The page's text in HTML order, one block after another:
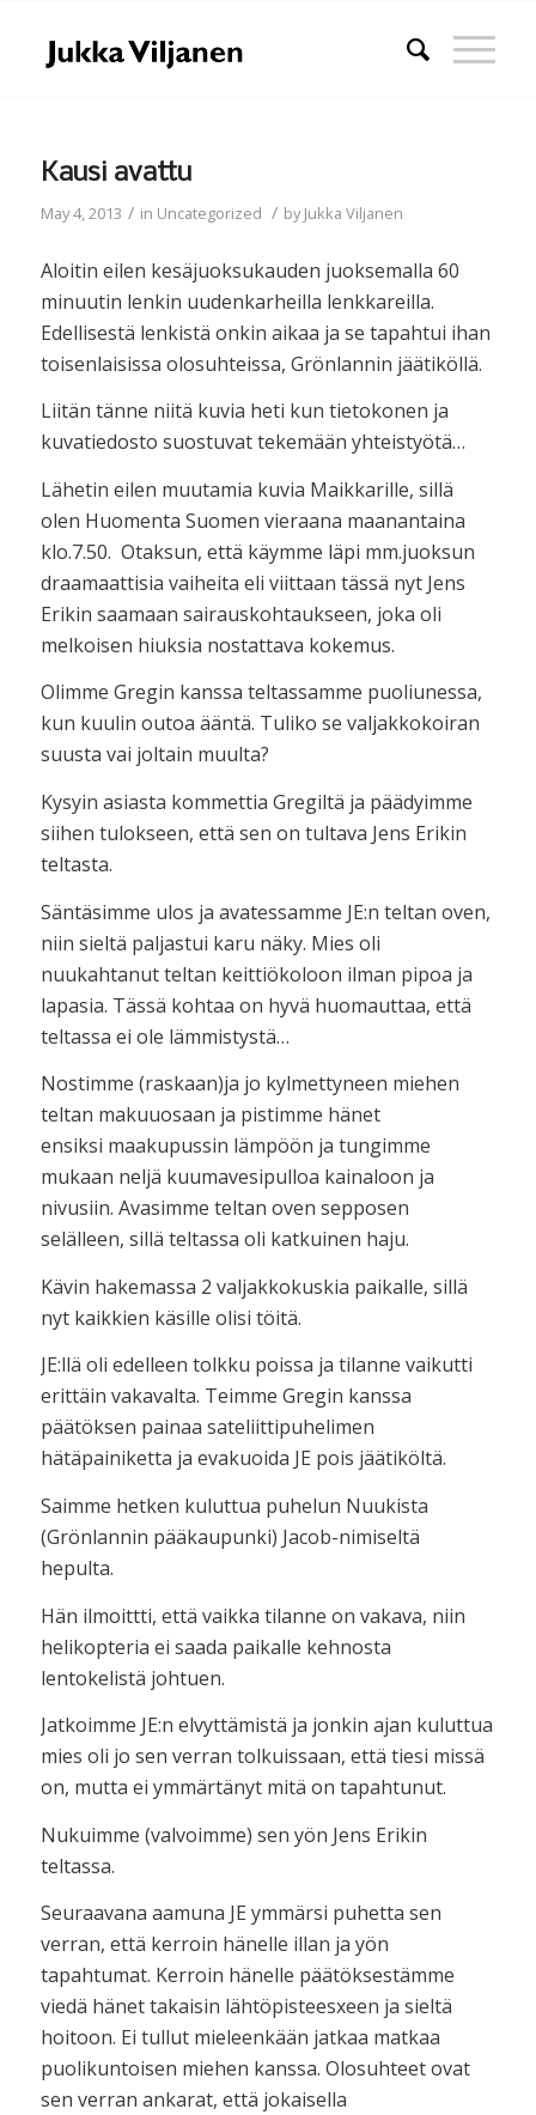
Kausi avattu
May 4, 2013 / in Uncategorized / byJukka Viljanen
Aloitin eilen kesäjuoksukauden juoksemalla 60
minuutin lenkin uudenkarheilla lenkkareilla.
Edellisestä lenkistä onkin aikaa ja se tapahtui ihan
toisenlaisissa olosuhteissa, Grönlannin jäätiköllä.
Liitän tänne niitä kuvia heti kun tietokonen ja
kuvatiedosto suostuvat tekemään yhteistyötä…
Lähetin eilen muutamia kuvia Maikkarille, sillä
olen Huomenta Suomen vieraana maanantaina
klo.7.50. Otaksun, että käymme läpi mm.juoksun
draamaattisia vaiheita eli viittaan tässä nyt Jens
Erikin saamaan sairauskohtaukseen, joka oli
melkoisen hiuksia nostattava kokemus.
Olimme Gregin kanssa teltassamme puoliunessa,
kun kuulin outoa ääntä. Tuliko se valjakkokoiran
suusta vai joltain muulta?
Kysyin asiasta kommettia Gregiltä ja päädyimme
siihen tulokseen, että sen on tultava Jens Erikin
teltasta.
Säntäsimme ulos ja avatessamme JE:n teltan oven,
niin sieltä paljastui karu näky. Mies oli
nuukahtanut teltan keittiökoloon ilman pipoa ja
lapasia. Tässä kohtaa on hyvä huomauttaa, että
teltassa ei ole lämmistystä…
Nostimme (raskaan)ja jo kylmettyneen miehen
teltan makuuosaan ja pistimme hänet
ensiksi maakupussin lämpöön ja tungimme
mukaan neljä kuumavesipulloa kainaloon ja
nivusiin. Avasimme teltan oven sepposen
selälleen, sillä teltassa oli katkuinen haju.
Kävin hakemassa 2 valjakkokuskia paikalle, sillä
nyt kaikkien käsille olisi töitä.
JE:llä oli edelleen tolkku poissa ja tilanne vaikutti
erittäin vakavalta. Teimme Gregin kanssa
päätöksen painaa sateliittipuhelimen
hätäpainiketta ja evakuoida JE pois jäätiköltä.
Saimme hetken kuluttua puhelun Nuukista
(Grönlannin pääkaupunki) Jacob-nimiseltä
hepulta.
Hän ilmoittti, että vaikka tilanne on vakava, niin
helikopteria ei saada paikalle kehnosta
lentokelistä johtuen.
Jatkoimme JE:n elvyttämistä ja jonkin ajan kuluttua
mies oli jo sen verran tolkuissaan, että tiesi missä
on, mutta ei ymmärtänyt mitä on tapahtunut.
Nukuimme (valvoimme) sen yön Jens Erikin
teltassa.
Seuraavana aamuna JE ymmärsi puhetta sen
verran, että kerroin hänelle illan ja yön
tapahtumat. Kerroin hänelle päätöksestämme
viedä hänet takaisin lähtöpisteesxeen ja sieltä
hoitoon. Ei tullut mieleenkään jatkaa matkaa
puolikuntoisen miehen kanssa. Olosuhteet ovat
sen verran ankarat, että jokaisella